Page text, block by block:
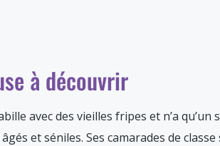
à découvrir
avec des vieilles fripes et n’a
et séniles. Ses camarades de classe